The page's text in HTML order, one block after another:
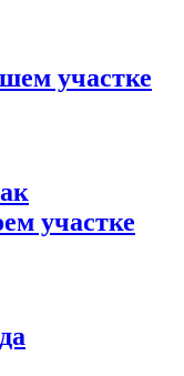
участке
участке